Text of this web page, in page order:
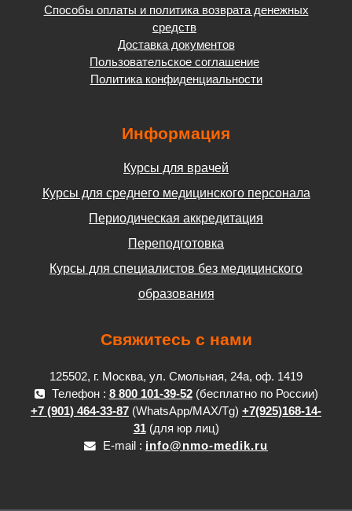
Способы оплаты и политика возврата денежных
средств
Доставка документов
Пользовательское соглашение
Политика конфиденциальности
Информация
Курсы для врачей
Курсы для среднего медицинского персонала
Периодическая аккредитация
Переподготовка
Курсы для специалистов без медицинского
образования
Свяжитесь с нами
125502, г. Москва, ул. Смольная, 24а, оф. 1419
Телефон : 8 800 101-39-52(бесплатно по России)
+7 (901) 464-33-87 (WhatsApp/MAX/Tg) +7(925)168-14-
31(для юр лиц)
E-mail : info@nmo-medik.ru